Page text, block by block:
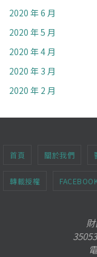
2020 年 6 月
2020 年 5 月
2020 年 4 月
2020 年 3 月
2020 年 2 月
首頁 關於我們
轉載授權